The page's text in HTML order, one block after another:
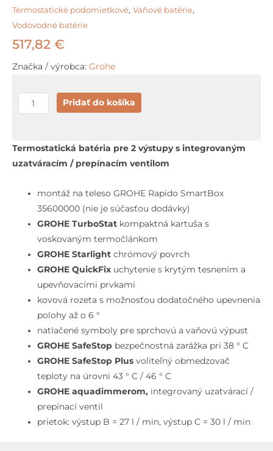
Termostatické podomietkové, Vaňové batérie,
Vodovodné batérie
517,82 €
Značka / výrobca: Grohe
množstvo
Grohe
Termostatická
batéria
omietku
spotrebiče,
chróm
Pridať do košíka
Termostatická batéria pre 2 výstupy s integrovaným
uzatváracím / prepínacím ventilom
montáž na teleso GROHE Rapido SmartBox
35600000 (nie je súčasťou dodávky)
GROHE TurboStat kompaktná kartuša s
voskovaným termočlánkom
GROHE Starlight chrómový povrch
GROHE QuickFix uchytenie s krytým tesnením a
upevňovacími prvkami
kovová rozeta s možnosťou dodatočného upevnenia
polohy až o 6 °
natlačené symboly pre sprchovú a vaňovú výpust
GROHE SafeStop bezpečnostná zarážka pri 38 ° C
GROHE SafeStop Plus voliteľný obmedzovač
teploty na úrovni 43 ° C / 46 ° C
GROHE aquadimmerom, integrovaný uzatvárací /
prepínací ventil
prietok: výstup B = 27 l / min, výstup C = 30 l / min